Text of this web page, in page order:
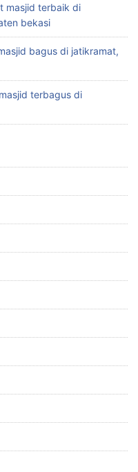
masjid terbaik di
bekasi
bagus di jatikramat,
terbagus di